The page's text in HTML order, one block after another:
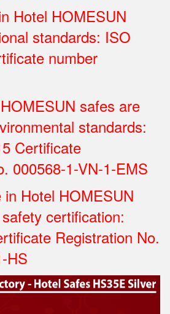
Hotel HOMESUN
standards: ISO
number
safes are
standards:
Certificate
000568-1-VN-1-EMS
Hotel HOMESUN
certification:
Registration No.
HS